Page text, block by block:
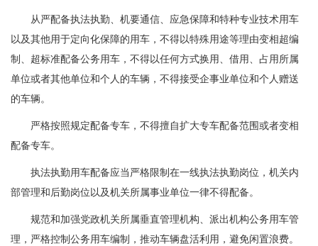
从严配备执法执勤、机要通信、应急保障和特种专业技术用车
以及其他用于定向化保障的用车，不得以特殊用途等理由变相超编
制、超标准配备公务用车，不得以任何方式换用、借用、占用所属
单位或者其他单位和个人的车辆，不得接受企事业单位和个人赠送
的车辆。
严格按照规定配备专车，不得擅自扩大专车配备范围或者变相
配备专车。
执法执勤用车配备应当严格限制在一线执法执勤岗位，机关内
部管理和后勤岗位以及机关所属事业单位一律不得配备。
规范和加强党政机关所属垂直管理机构、派出机构公务用车管
理，严格控制公务用车编制，推动车辆盘活利用，避免闲置浪费。